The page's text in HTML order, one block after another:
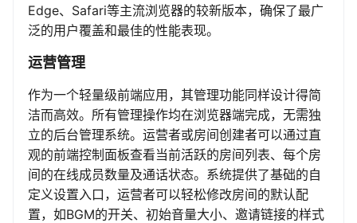
Edge、Safari等主流浏览器的较新版本，确保了最广
泛的用户覆盖和最佳的性能表现。
运营管理
作为一个轻量级前端应用，其管理功能同样设计得简
洁而高效。所有管理操作均在浏览器端完成，无需独
立的后台管理系统。运营者或房间创建者可以通过直
观的前端控制面板查看当前活跃的房间列表、每个房
间的在线成员数量及通话状态。系统提供了基础的自
定义设置入口，运营者可以轻松修改房间的默认配
置，如BGM的开关、初始音量大小、邀请链接的样式